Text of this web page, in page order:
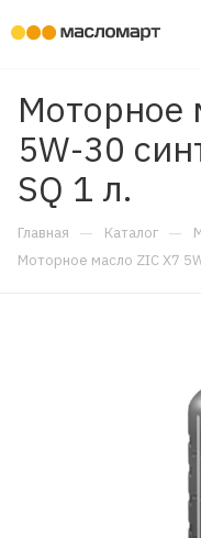
Моторное
5W-30
SQ 1 л.
Главная — Каталог —
Моторное масло ZIC X7